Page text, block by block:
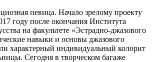
певица. Начало зрелому проекту
году после окончания Института
на факультете «Эстрадно-джазового
навыки и основы джазового
характерный индивидуальный колорит
Сегодня в творческом багаже